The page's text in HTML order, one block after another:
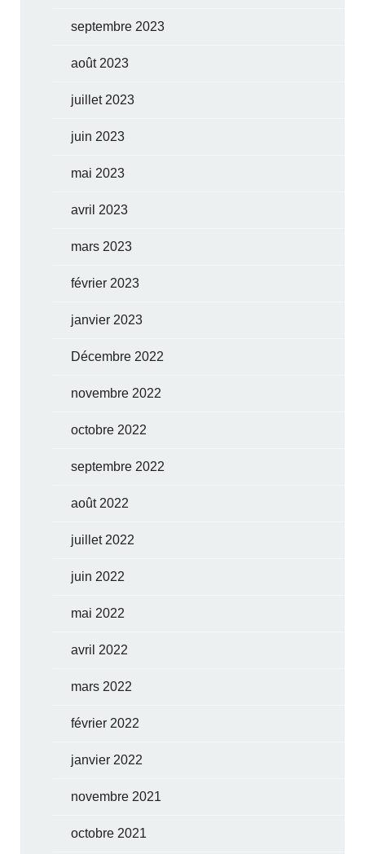
septembre 2023
août 2023
juillet 2023
juin 2023
mai 2023
avril 2023
mars 2023
février 2023
janvier 2023
Décembre 2022
novembre 2022
octobre 2022
septembre 2022
août 2022
juillet 2022
juin 2022
mai 2022
avril 2022
mars 2022
février 2022
janvier 2022
novembre 2021
octobre 2021